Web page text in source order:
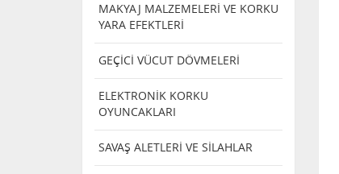
MAKYAJ MALZEMELERİ VE KORKU
YARA EFEKTLERİ
GEÇİCİ VÜCUT DÖVMELERİ
ELEKTRONİK KORKU
OYUNCAKLARI
SAVAŞ ALETLERİ VE SİLAHLAR